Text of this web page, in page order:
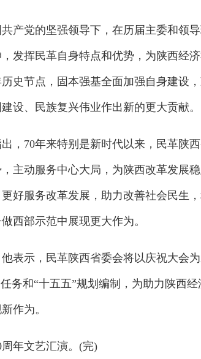
党的坚强领导下，在历届主委和领
发挥民革自身特点和优势，为陕西经
史节点，固本强基全面加强自身建设
设、民族复兴伟业作出新的更大贡献。
70年来特别是新时代以来，民革陕西
主动服务中心大局，为陕西改革发展
好服务改革发展，助力改善社会民生
西部示范中展现更大作为。
示，民革陕西省委会将以庆祝大会为
务和“十五五”规划编制，为助力陕西
作为。
年文艺汇演。(完)